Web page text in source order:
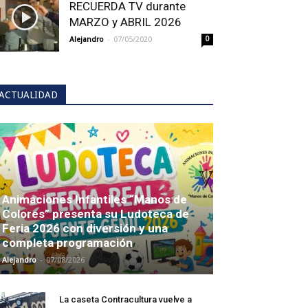
RECUERDA TV durante
MARZO y ABRIL 2026
Alejandro - 07/05/2020 0
Animaciones Infantiles “Manos de
Colores” presenta su Ludoteca de
Feria 2026 con diversión y una
completa programación
Alejandro - 07/08/2026
La caseta Contracultura vuelve a